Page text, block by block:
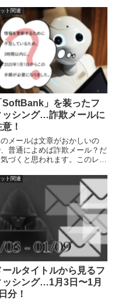
ターンです。
ト関連
SoftBank」を装ったフ
ッシング…詐欺メールに
！
のメールは文章がおかしいの
普通によめば詐欺メール？だ
気づくと思われます。このレベ
タイトルで焦らされて、内容も
く読まずに脳で勝手に変換し
、正しい文章にしてしまう人で
ょう。このメールのおかしな点
、次の通りです。
ト関連
ールタイトルから見るフ
ッシング…1月3日〜1月
分！